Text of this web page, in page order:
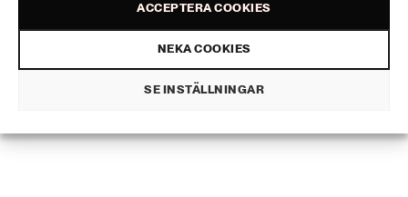
ACCEPTERA COOKIES
NEKA COOKIES
SE INSTÄLLNINGAR
”Man kan se olja, diesel och bensin som ett
kulturarv”